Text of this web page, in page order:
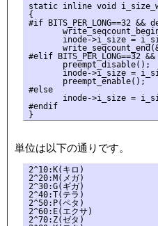
static inline void
{
#if BITS_PER_LONG==32 &&
inode->i_size =
#elif BITS_PER_LONG==32 &&
       preempt_disable();
inode->i_size =
       preempt_enable();
#else
inode->i_size =
#endif
単位は以下の通りです。
2^10:K(キロ)
2^20:M(メガ)
2^30:G(ギガ)
2^40:T(テラ)
2^50:P(ペタ)
2^60:E(エクサ)
2^70:Z(ゼタ)